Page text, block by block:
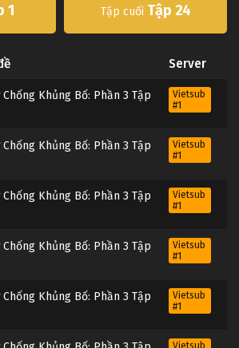
1 Tập cuối Tập 24
Server
Chống Khủng Bố: Phần 3 Tập
Vietsub
#1
Chống Khủng Bố: Phần 3 Tập
Vietsub
#1
Chống Khủng Bố: Phần 3 Tập
Vietsub
#1
Chống Khủng Bố: Phần 3 Tập
Vietsub
#1
Chống Khủng Bố: Phần 3 Tập
Vietsub
#1
Vietsub